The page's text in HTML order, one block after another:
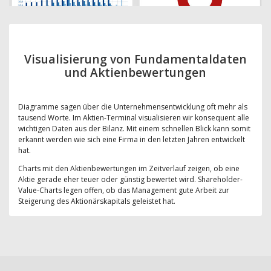
Visualisierung von Fundamentaldaten
und Aktienbewertungen
Diagramme sagen über die Unternehmensentwicklung oft mehr als
tausend Worte. Im Aktien-Terminal visualisieren wir konsequent alle
wichtigen Daten aus der Bilanz. Mit einem schnellen Blick kann somit
erkannt werden wie sich eine Firma in den letzten Jahren entwickelt
hat.
Charts mit den Aktienbewertungen im Zeitverlauf zeigen, ob eine
Aktie gerade eher teuer oder günstig bewertet wird. Shareholder-
Value-Charts legen offen, ob das Management gute Arbeit zur
Steigerung des Aktionärskapitals geleistet hat.